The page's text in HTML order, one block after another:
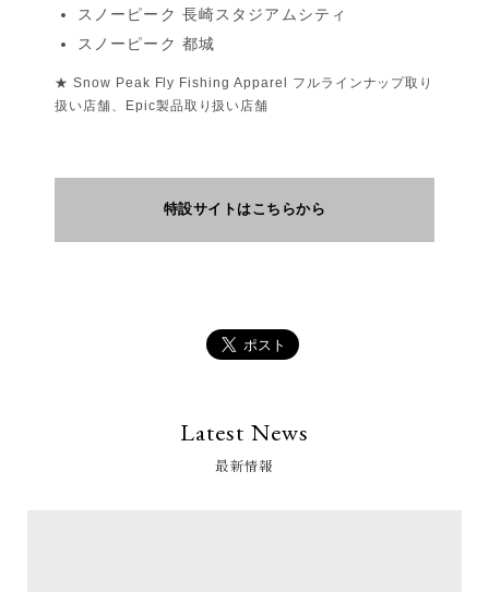
スノーピーク 長崎スタジアムシティ
スノーピーク 都城
★ Snow Peak Fly Fishing Apparel フルラインナップ取り
扱い店舗、Epic製品取り扱い店舗
特設サイトはこちらから
Latest News
最新情報